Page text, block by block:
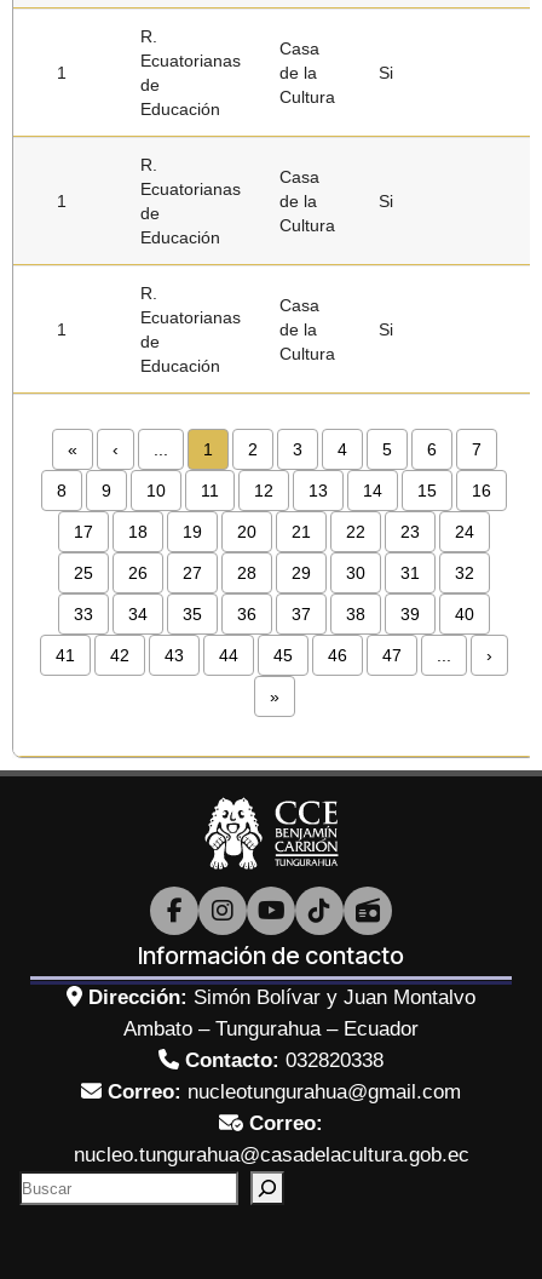
« ‹ 1 2 3 4 5 6 7
8 9 10 11 12 13 14 15 16
17 18 19 20 21 22 23 24
25 26 27 28 29 30 31 32
33 34 35 36 37 38 39 40
41 42 43 44 45 46 47 ›
»
1
R.
Ecuatorianas
de
Educación
Casa
de la
Cultura
Si
1
R.
Ecuatorianas
de
Educación
Casa
de la
Cultura
Si
1
R.
Ecuatorianas
de
Educación
Casa
de la
Cultura
Si
Información de contacto
Dirección: Simón Bolívar y Juan Montalvo
Ambato – Tungurahua – Ecuador
Contacto: 032820338
Correo: nucleotungurahua@gmail.com
Correo:
nucleo.tungurahua@casadelacultura.gob.ec
B